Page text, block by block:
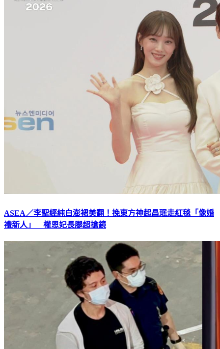
ASEA／李聖經純白澎裙美翻！挽東方神起昌珉走紅毯「像婚
禮新人」 權恩妃長腿超搶鏡